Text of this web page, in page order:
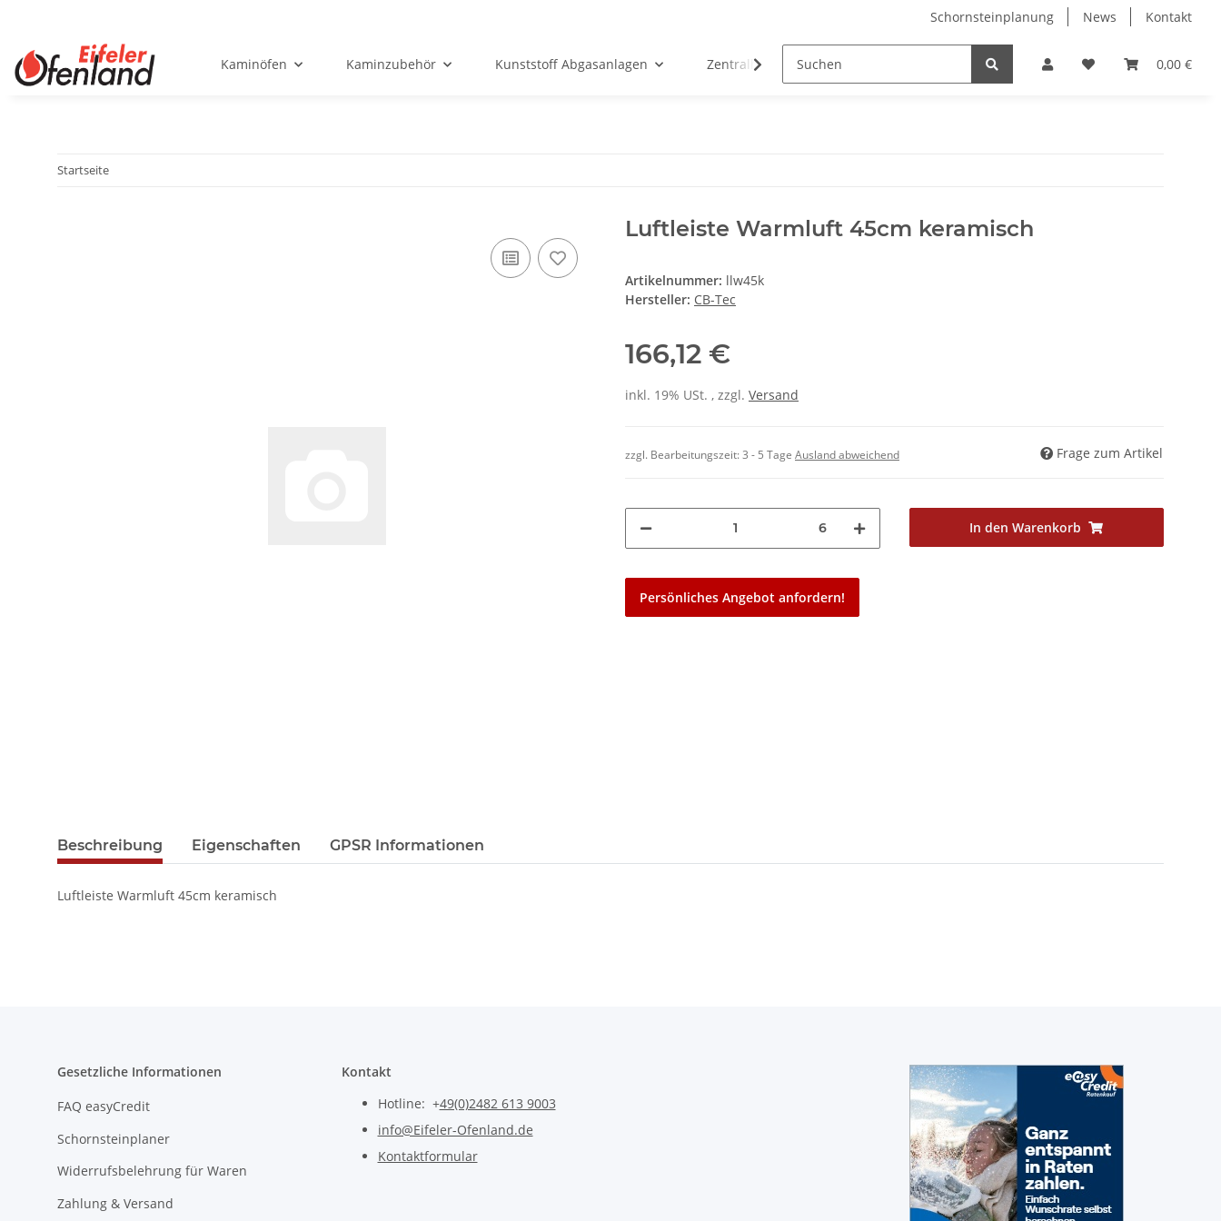
Schornsteinplanung News Kontakt
0,00 €
Kaminöfen Kaminzubehör Kunststoff Abgasanlagen Zentralheizungen
Startseite
Luftleiste Warmluft 45cm keramisch
Artikelnummer: llw45k
Hersteller: CB-Tec
166,12 €
inkl. 19% USt. , zzgl. Versand
zzgl. Bearbeitungszeit:3 - 5 Tage Ausland abweichend Frage zum Artikel
6 In den Warenkorb
Persönliches Angebot anfordern!
Beschreibung Eigenschaften GPSR Informationen
Luftleiste Warmluft 45cm keramisch
Gesetzliche Informationen
FAQ easyCredit
Schornsteinplaner
Widerrufsbelehrung für Waren
Zahlung & Versand
Kontakt
Hotline: +49(0)2482 613 9003
info@Eifeler-Ofenland.de
Kontaktformular